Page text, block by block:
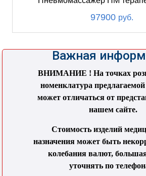
97900 руб.
Важная
ВНИМАНИЕ ! На точках
номенклатура
может отличаться от
нашем сайте.
Стоимость изделий
назначения может быть
колебания валют,
уточнять по